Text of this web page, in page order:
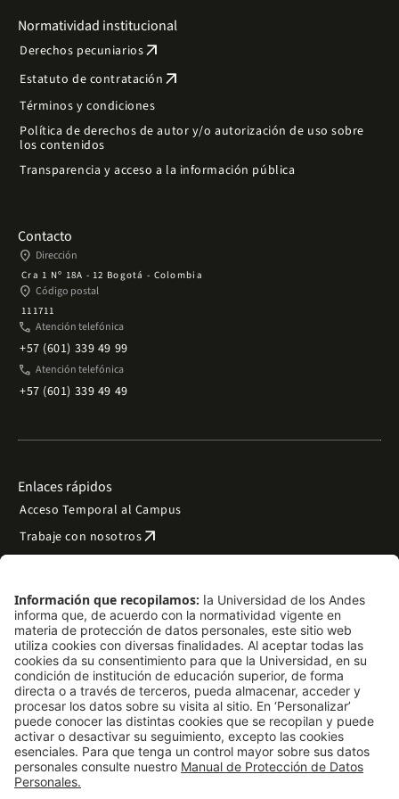
Normatividad institucional
Derechos pecuniariosarrow_outward
Estatuto de contratación arrow_outward
Términos y condiciones
Política de derechos de autor y/o autorización de uso sobre
los contenidos
Transparencia y acceso a la información pública
Contacto
place Dirección
Cra 1 Nº 18A - 12 Bogotá - Colombia
place Código postal
111711
phone Atención telefónica
+57 (601) 339 49 99
phone Atención telefónica
+57 (601) 339 49 49
Enlaces rápidos
Acceso Temporal al Campus
Trabaje con nosotrosarrow_outward
Preguntas frecuentes
Filantropía y donacionesarrow_outward
Mapa del sitio arrow_outward
Síguenos
LinkedIn
Instagram
Facebook